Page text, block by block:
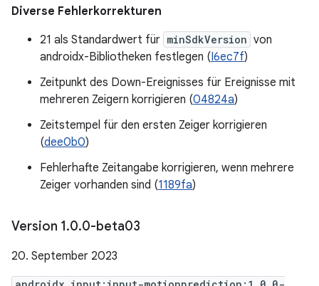
Diverse Fehlerkorrekturen
21 als Standardwert für minSdkVersion von
androidx-Bibliotheken festlegen (I6ec7f)
Zeitpunkt des Down-Ereignisses für Ereignisse mit
mehreren Zeigern korrigieren (04824a)
Zeitstempel für den ersten Zeiger korrigieren
(dee0b0)
Fehlerhafte Zeitangabe korrigieren, wenn mehrere
Zeiger vorhanden sind (1189fa)
Version 1.0.0-beta03
20. September 2023